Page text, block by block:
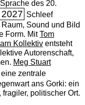
des 20.
Schleef
Sound und Bild
Form. MitTom
Kollektiventsteht
Autorenschaft,
Meg Stuart
eine zentrale
ans Gorki: ein
politischer Ort.